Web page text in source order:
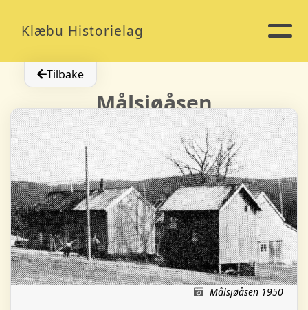
Klæbu Historielag
Tilbake
Målsjøåsen
Målsjøåsen 1950